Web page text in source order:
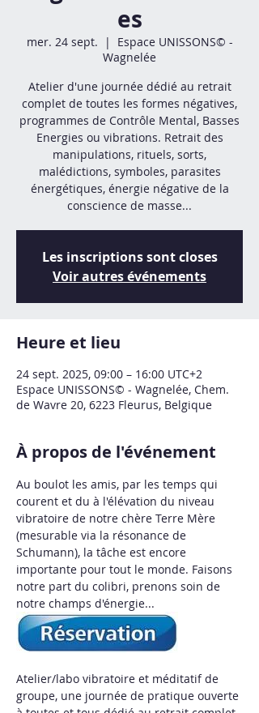
es
mer. 24 sept.
  |
Espace UNISSONS© -
Wagnelée
Atelier d'une journée dédié au retrait
complet de toutes les formes négatives,
programmes de Contrôle Mental, Basses
Energies ou vibrations. Retrait des
manipulations, rituels, sorts,
malédictions, symboles, parasites
énergétiques, énergie négative de la
conscience de masse...
Les inscriptions sont closes
Voir autres événements
Heure et lieu
24 sept. 2025, 09:00 – 16:00 UTC+2
Espace UNISSONS© - Wagnelée, Chem.
de Wavre 20, 6223 Fleurus, Belgique
À propos de l'événement
Au boulot les amis, par les temps qui
courent et du à l'élévation du niveau
vibratoire de notre chère Terre Mère
(mesurable via la résonance de
Schumann), la tâche est encore
importante pour tout le monde. Faisons
notre part du colibri, prenons soin de
notre champs d'énergie...
Atelier/labo vibratoire et méditatif de
groupe, une journée de pratique ouverte